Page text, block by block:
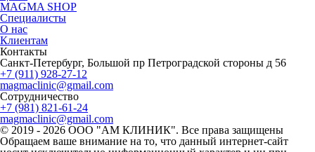
MAGMA SHOP
Специалисты
О нас
Клиентам
Контакты
Санкт-Петербург, Большой пр Петроградской стороны д 56
+7 (911) 928-27-12
magmaclinic@gmail.com
Сотрудничество
+7 (981) 821-61-24
magmaclinic@gmail.com
© 2019 - 2026 ООО "АМ КЛИНИК". Все права защищены
Обращаем ваше внимание на то, что данный интернет-сайт